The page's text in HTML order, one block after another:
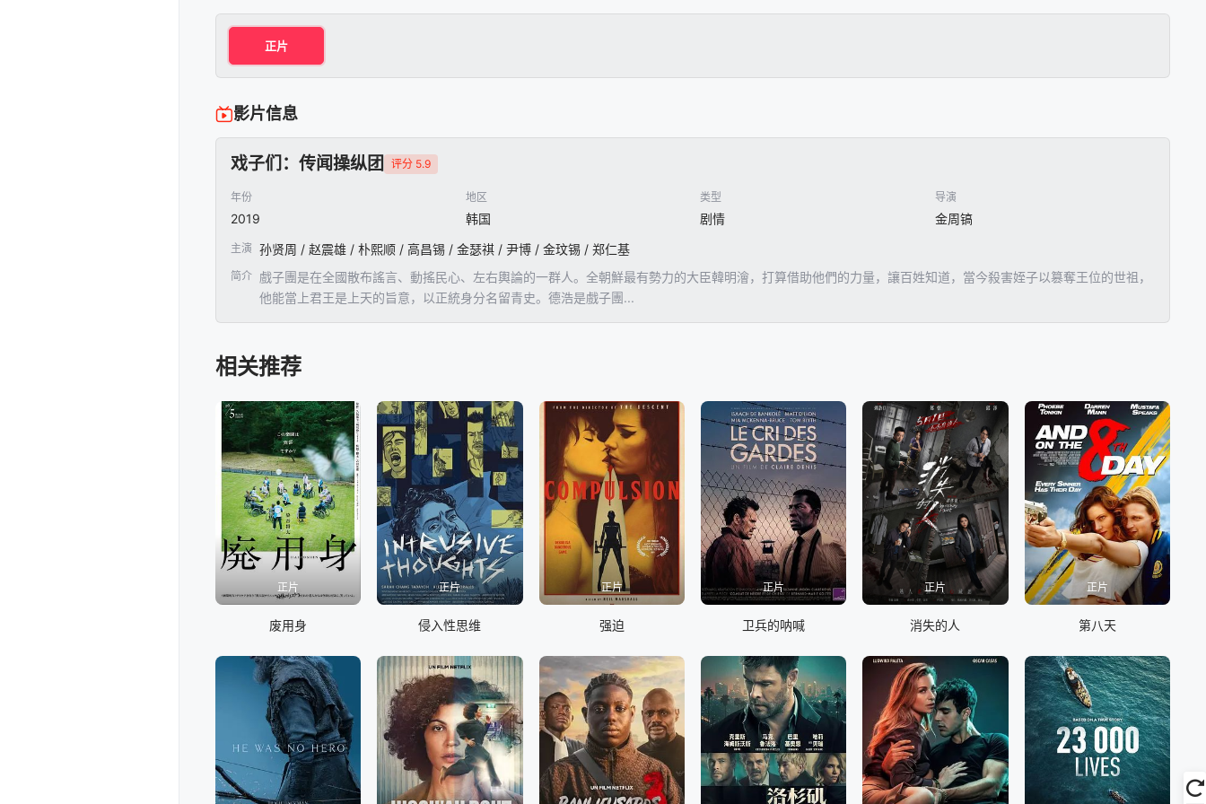
正片
影片信息
戏子们：传闻操纵团 评分 5.9
年份
2019
地区
韩国
类型
剧情
导演
金周镐
主演 孙贤周 / 赵震雄 / 朴熙顺 / 高昌锡 / 金瑟祺 / 尹博 / 金玟锡 / 郑仁基
简介 戲子團是在全國散布謠言、動搖民心、左右輿論的一群人。全朝鮮最有勢力的大臣韓明澮，打算借助他們的力量，讓百姓知道，當今殺害姪子以篡奪王位的世祖，
他能當上君王是上天的旨意，以正統身分名留青史。德浩是戲子團...
相关推荐
正片
废用身
正片
侵入性思维
正片
强迫
正片
卫兵的呐喊
正片
消失的人
正片
第八天